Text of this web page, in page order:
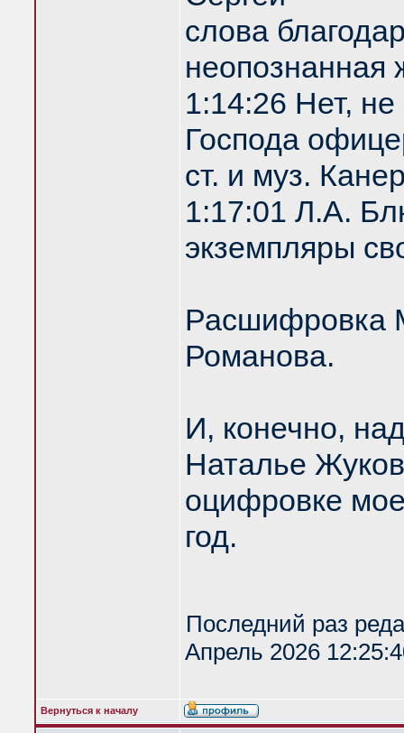
слова
1:14:26 Нет,
Господа
ст. и муз.
1:17:01 Л.А.
экземпляры
Расшифровка
Романова.
И, конечно,
Наталье
оцифровке
год.
Последний раз
Апрель 2026
Вернуться к началу